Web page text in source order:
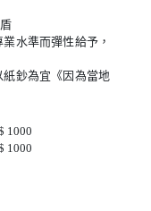
水準而彈性給予，
鈔為宜《因為當地
1000
1000